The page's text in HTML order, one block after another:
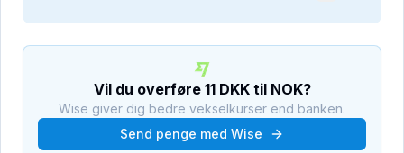
Vil du overføre 11 DKKtil NOK?
Wise giver dig bedre vekselkurser end banken.
Send penge med Wise